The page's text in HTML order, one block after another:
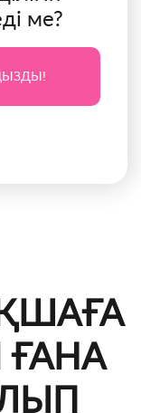
ме?
ҒАНА